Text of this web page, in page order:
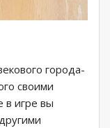
города-
своими
в игре вы